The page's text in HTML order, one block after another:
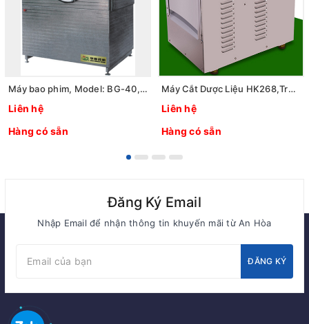
Máy bao phim, Model: BG-40, Hãng: TaisiteLab Sciences Inc / Mỹ
Liên hệ
Hàng có sẵn
Máy Cắt Dược Liệu HK268,Trung Quốc
Liên hệ
Hàng có sẵn
Đăng Ký Email
Nhập Email để nhận thông tin khuyến mãi từ An Hòa
ĐĂNG KÝ